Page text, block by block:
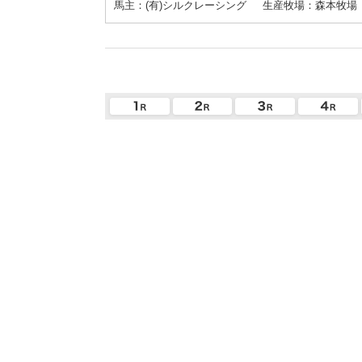
馬主：(有)シルクレーシング 生産牧場：森本牧場